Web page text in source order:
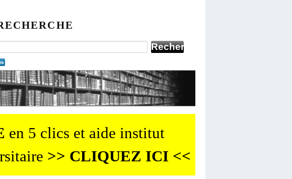
en 5 clics et aide institut
>> CLIQUEZ ICI <<